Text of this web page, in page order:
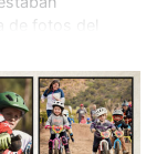
de fotos del